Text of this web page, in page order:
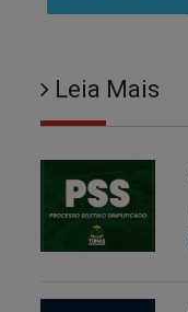
Leia Mais